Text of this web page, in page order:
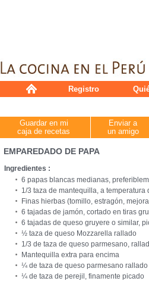
Registro
Guardar en mi
caja de recetas
Enviar a
un amigo
EMPAREDADO DE PAPA
Ingredientes :
6 papas blancas medianas,
1/3 taza de mantequilla, a temperatura
Finas hierbas (tomillo, estragón,
6 tajadas de jamón, cortado en tiras
6 tajadas de queso gruyere o similar,
½ taza de queso Mozzarella rallado
1/3 de taza de queso parmesano,
Mantequilla extra para encima
¼ de taza de queso parmesano
¼ de taza de perejil, finamente picado